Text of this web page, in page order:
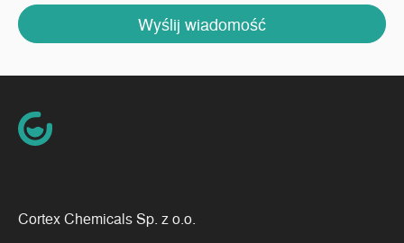
Wyślij wiadomość
Cortex Chemicals Sp. z o.o.